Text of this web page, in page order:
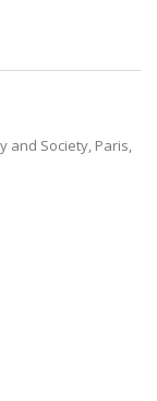
and Society, Paris,